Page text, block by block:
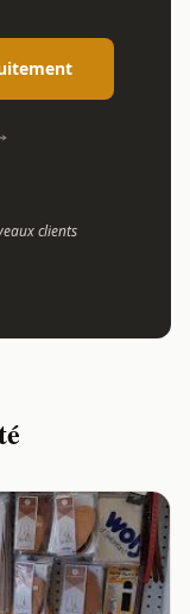
clients